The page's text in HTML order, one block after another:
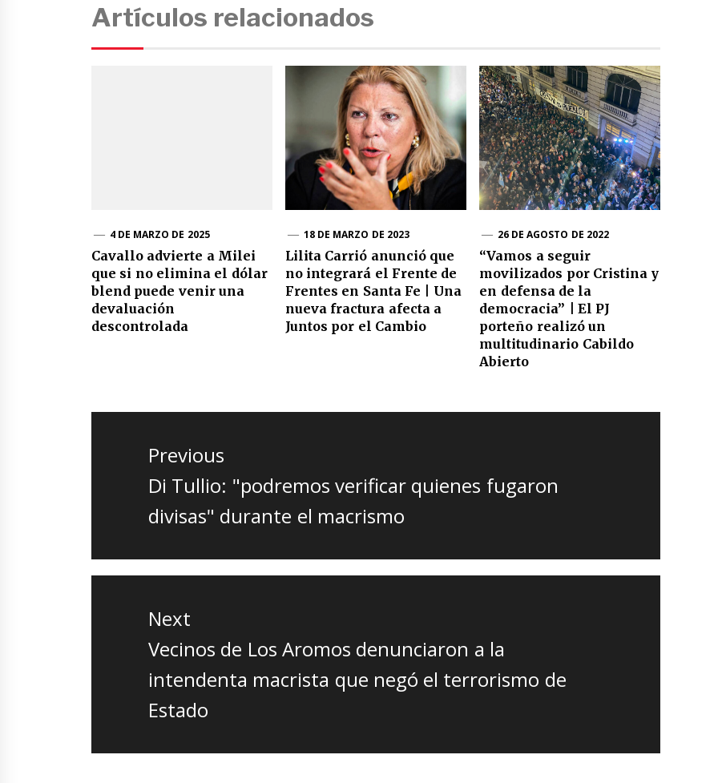
Artículos relacionados
4 DE MARZO DE 2025
Cavallo advierte a Milei
que si no elimina el dólar
blend puede venir una
devaluación
descontrolada
18 DE MARZO DE 2023
Lilita Carrió anunció que
no integrará el Frente de
Frentes en Santa Fe | Una
nueva fractura afecta a
Juntos por el Cambio
26 DE AGOSTO DE 2022
“Vamos a seguir
movilizados por Cristina y
en defensa de la
democracia” | El PJ
porteño realizó un
multitudinario Cabildo
Abierto
Navegación
entradas
Previous
Previous
post:
Di Tullio: "podremos verificar quienes fugaron
divisas" durante el macrismo
Next
Next
post:
Vecinos de Los Aromos denunciaron a la
intendenta macrista que negó el terrorismo de
Estado